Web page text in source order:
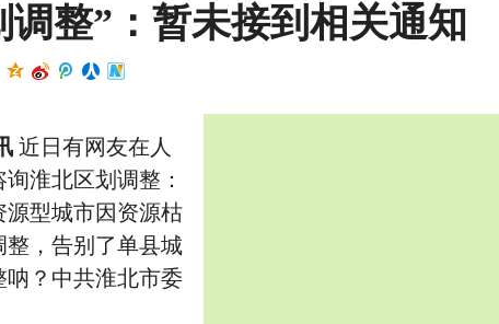
整”：暂未接到相关通知
近日有网友在人
淮北区划调整：
型城市因资源枯
，告别了单县城
？中共淮北市委